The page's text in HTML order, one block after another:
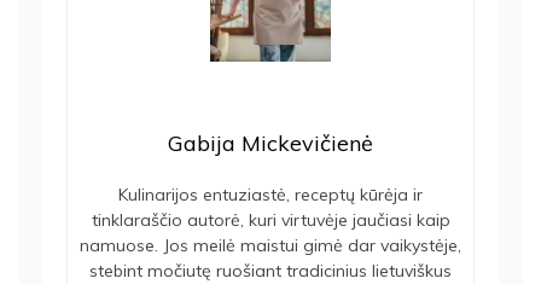
Gabija Mickevičienė
Kulinarijos entuziastė, receptų kūrėja ir
tinklaraščio autorė, kuri virtuvėje jaučiasi kaip
namuose. Jos meilė maistui gimė dar vaikystėje,
stebint močiutę ruošiant tradicinius lietuviškus